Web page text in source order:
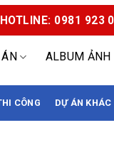
ALBUM ẢNH
HOTLINE: 0981 923
CÔNG DỰ ÁN KHÁC